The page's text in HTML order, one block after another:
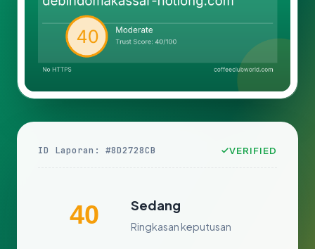
ID Laporan: #8D2728CB VERIFIED
40 Sedang
Ringkasan keputusan